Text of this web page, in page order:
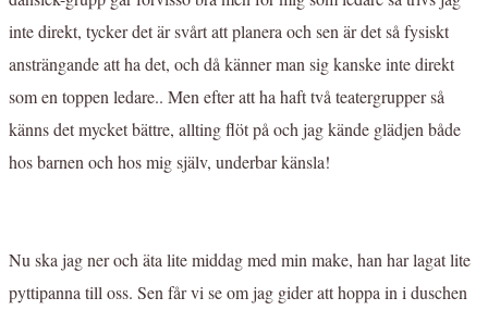
inte direkt, tycker det är svårt att planera och sen är det så fysiskt
ansträngande att ha det, och då känner man sig kanske inte direkt
som en toppen ledare.. Men efter att ha haft två teatergrupper så
känns det mycket bättre, allting flöt på och jag kände glädjen både
hos barnen och hos mig själv, underbar känsla!
Nu ska jag ner och äta lite middag med min make, han har lagat lite
pyttipanna till oss. Sen får vi se om jag gider att hoppa in i duschen